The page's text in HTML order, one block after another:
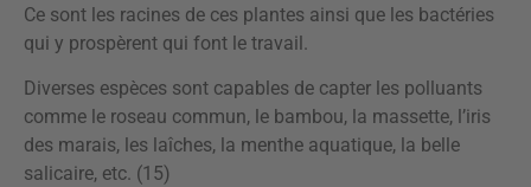
Ce sont les racines de ces plantes ainsi que les bactéries
qui y prospèrent qui font le travail.
Diverses espèces sont capables de capter les polluants
comme le roseau commun, le bambou, la massette, l’iris
des marais, les laîches, la menthe aquatique, la belle
salicaire, etc. (15)